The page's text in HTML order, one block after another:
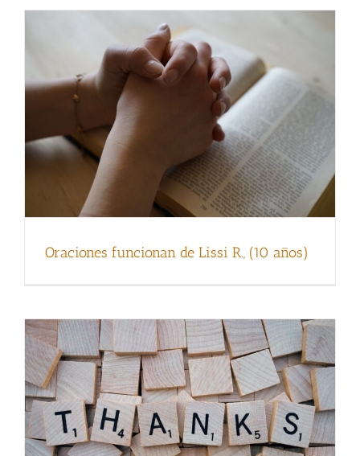
Oraciones funcionan de Lissi R., (10 años)
Dad las gracias en todo (por Lubov G.,